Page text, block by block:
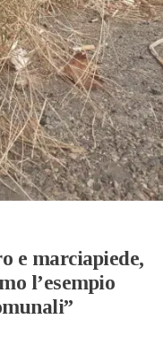
e marciapiede,
l’esempio